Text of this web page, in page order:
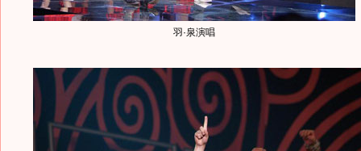
羽·泉演唱